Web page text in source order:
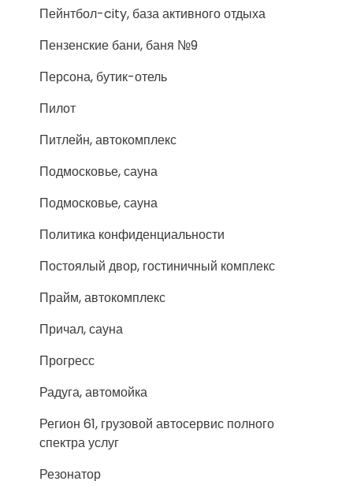
Пейнтбол-city, база активного отдыха
Пензенские бани, баня №9
Персона, бутик-отель
Пилот
Питлейн, автокомплекс
Подмосковье, сауна
Подмосковье, сауна
Политика конфиденциальности
Постоялый двор, гостиничный комплекс
Прайм, автокомплекс
Причал, сауна
Прогресс
Радуга, автомойка
Регион 61, грузовой автосервис полного
спектра услуг
Резонатор